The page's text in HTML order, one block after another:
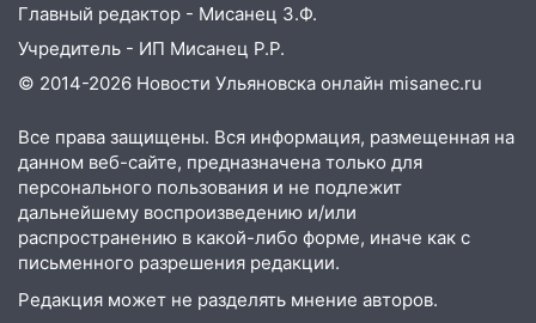
16:00 В Ульяновске во время шторма на
Волге пропал известный блогер: нужна
помощь в поисках
в Новом городе
15:12 В Ульяновске выгорела кухня в
многоэтажке
14:18 Гинеколог рассказала о том, с
какими сложностями сталкиваются
молодые мамы
Главный редактор - Мисанец З.Ф.
Учредитель - ИП Мисанец Р.Р.
© 2014-2026 Новости Ульяновска онлайн misanec.ru
Все права защищены. Вся информация, размещенная на
данном веб-сайте, предназначена только для
персонального пользования и не подлежит
дальнейшему воспроизведению и/или
распространению в какой-либо форме, иначе как с
письменного разрешения редакции.
Редакция может не разделять мнение авторов.